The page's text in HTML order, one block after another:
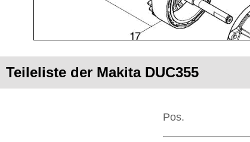
Teileliste der Makita DUC355
Pos.